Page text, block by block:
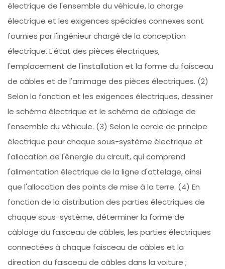
électrique de l'ensemble du véhicule, la charge
électrique et les exigences spéciales connexes sont
fournies par l'ingénieur chargé de la conception
électrique. L'état des pièces électriques,
l'emplacement de l'installation et la forme du faisceau
de câbles et de l'arrimage des pièces électriques. (2)
Selon la fonction et les exigences électriques, dessiner
le schéma électrique et le schéma de câblage de
l'ensemble du véhicule. (3) Selon le cercle de principe
électrique pour chaque sous-système électrique et
l'allocation de l'énergie du circuit, qui comprend
l'alimentation électrique de la ligne d'attelage, ainsi
que l'allocation des points de mise à la terre. (4) En
fonction de la distribution des parties électriques de
chaque sous-système, déterminer la forme de
câblage du faisceau de câbles, les parties électriques
connectées à chaque faisceau de câbles et la
direction du faisceau de câbles dans la voiture ;